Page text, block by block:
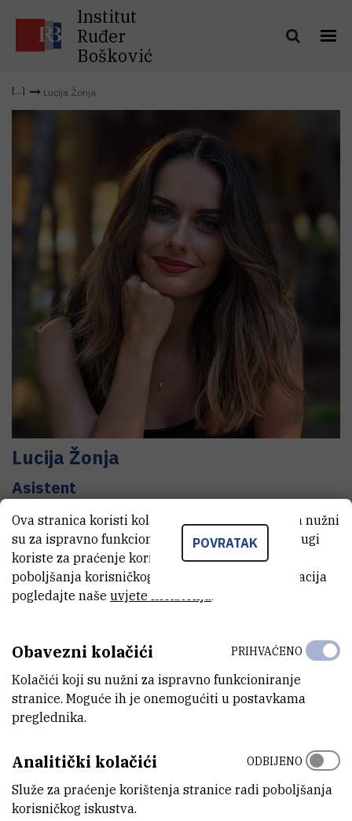
Institut
Ruđer
Bošković
Lucija Žonja
Lucija Žonja
Asistent
E-MAIL
Lucija.Zonja@irb.hr
ZAVOD
LABORATORIJ
ADRESA
Institut Ruđer Bošković
Research Gate
POVRATAK
Ova stranica koristi kolačiće. Neki od tih kolačića nužni
su za ispravno funkcioniranje stranice, dok se drugi
koriste za praćenje korištenja stranice radi
poboljšanja korisničkog iskustva. Za više informacija
pogledajte naše uvjete korištenja.
Obavezni kolačići
Kolačići koji su nužni za ispravno funkcioniranje
stranice. Moguće ih je onemogućiti u postavkama
preglednika.
PRIHVAĆENO
Analitički kolačići
Služe za praćenje korištenja stranice radi poboljšanja
korisničkog iskustva.
ODBIJENO